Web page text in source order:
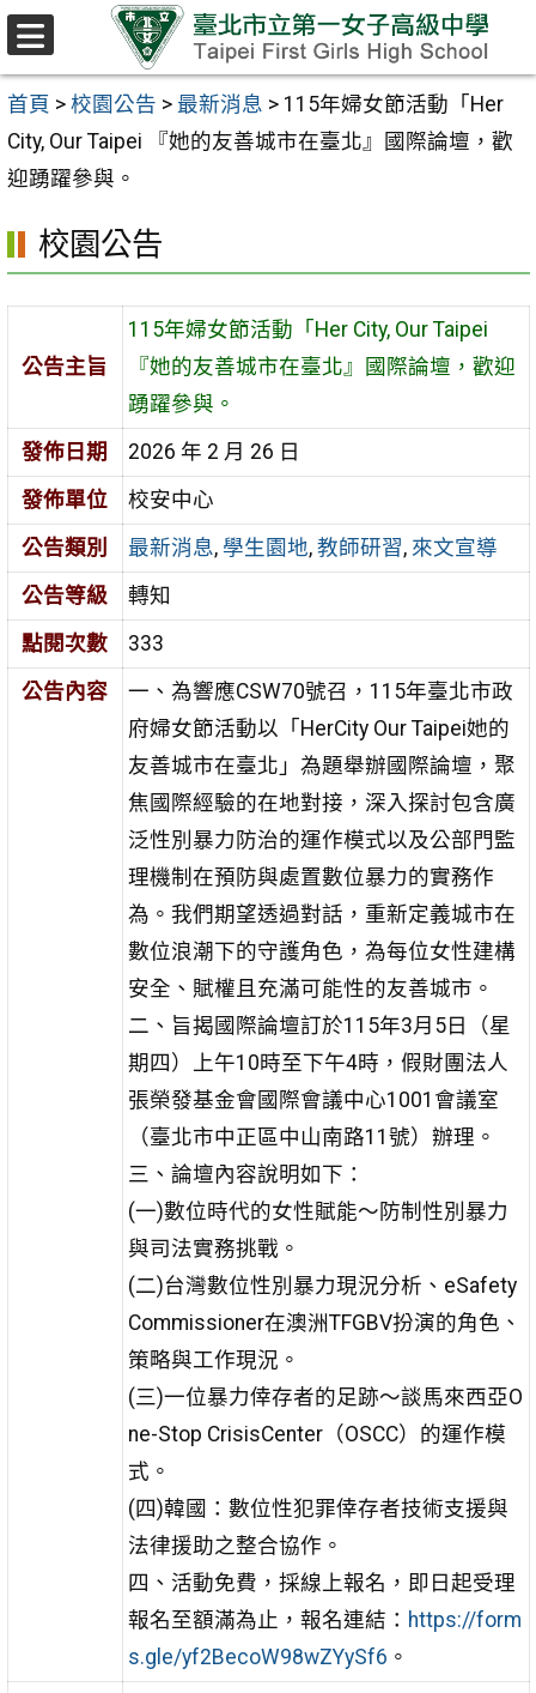
跳至主要內容區
首頁 > 校園公告 > 最新消息 > 115年婦女節活動「Her
City, Our Taipei 『她的友善城市在臺北』國際論壇，歡
迎踴躍參與。
校園公告
公告主旨
115年婦女節活動「Her City, Our Taipei
『她的友善城市在臺北』國際論壇，歡迎
踴躍參與。
發佈日期
2026 年 2 月 26 日
發佈單位
校安中心
公告類別
最新消息, 學生園地, 教師研習, 來文宣導
公告等級
轉知
點閱次數
333
公告內容
一、為響應CSW70號召，115年臺北市政
府婦女節活動以「HerCity Our Taipei她的
友善城市在臺北」為題舉辦國際論壇，聚
焦國際經驗的在地對接，深入探討包含廣
泛性別暴力防治的運作模式以及公部門監
理機制在預防與處置數位暴力的實務作
為。我們期望透過對話，重新定義城市在
數位浪潮下的守護角色，為每位女性建構
安全、賦權且充滿可能性的友善城市。
二、旨揭國際論壇訂於115年3月5日（星
期四）上午10時至下午4時，假財團法人
張榮發基金會國際會議中心1001會議室
（臺北市中正區中山南路11號）辦理。
三、論壇內容說明如下：
(一)數位時代的女性賦能〜防制性別暴力
與司法實務挑戰。
(二)台灣數位性別暴力現況分析、eSafety
Commissioner在澳洲TFGBV扮演的角色、
策略與工作現況。
(三)一位暴力倖存者的足跡〜談馬來西亞O
ne-Stop CrisisCenter（OSCC）的運作模
式。
(四)韓國：數位性犯罪倖存者技術支援與
法律援助之整合協作。
四、活動免費，採線上報名，即日起受理
報名至額滿為止，報名連結： https://form
s.gle/yf2BecoW98wZYySf6 。
選
單